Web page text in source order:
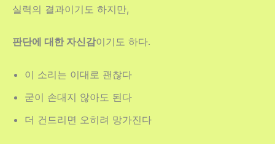
실력의 결과이기도 하지만,
판단에 대한 자신감이기도 하다.
이 소리는 이대로 괜찮다
굳이 손대지 않아도 된다
더 건드리면 오히려 망가진다